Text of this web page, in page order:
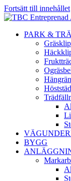
Fortsätt till innehållet
PARK &
BYGG